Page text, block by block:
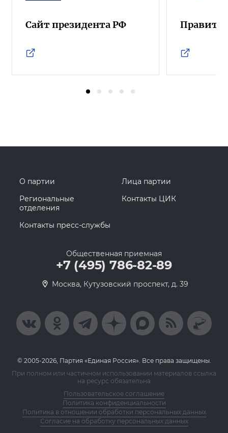
Сайт президента РФ
О партии
Лица партии
Региональные
отделения
Контакты ЦИК
Контакты пресс-службы
Общественная приемная
+7 (495) 786-82-89
Москва, Кутузовский проспект, д. 39
© 2005-2026, Партия «Единая Россия». Все права защищены.
При полном или частичном использовании материалов ссылка
на ресурс обязательна
Пользовательское соглашение
Политика конфиденциальности
Политика в отношении обработки персональных данных
Согласие на обработку персональных данных